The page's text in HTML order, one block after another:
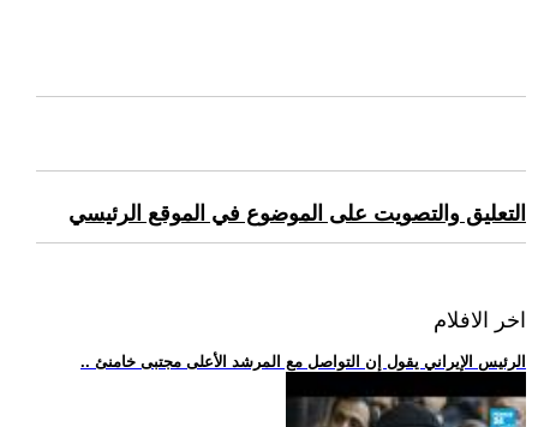
التعليق والتصويت على الموضوع في الموقع الرئيسي
اخر الافلام
.. الرئيس الإيراني يقول إن التواصل مع المرشد الأعلى مجتبى خامنئ